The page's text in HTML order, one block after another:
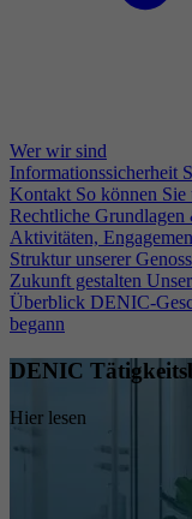
Wer wir sind
Informationssicherheit
Kontakt So können Sie
Rechtliche
Aktivitäten,
Struktur unserer
Zukunft gestalten
Überblick DENIC-
begann
DENIC
Hier lesen